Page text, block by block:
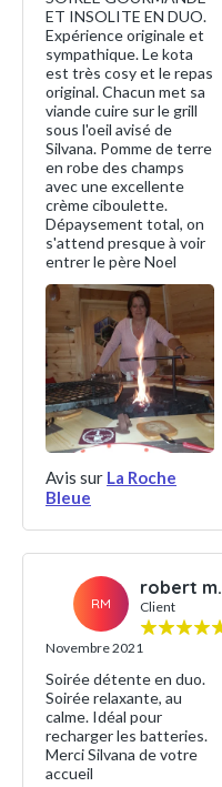
ET INSOLITE EN DUO.
Expérience originale et
sympathique. Le kota
est très cosy et le repas
original. Chacun met sa
viande cuire sur le grill
sous l'oeil avisé de
Silvana. Pomme de terre
en robe des champs
avec une excellente
crème ciboulette.
Dépaysement total, on
s'attend presque à voir
entrer le père Noel
Avis sur La Roche
Bleue
RM
robert m.
Client
Novembre 2021
Soirée détente en duo.
Soirée relaxante, au
calme. Idéal pour
recharger les batteries.
Merci Silvana de votre
accueil